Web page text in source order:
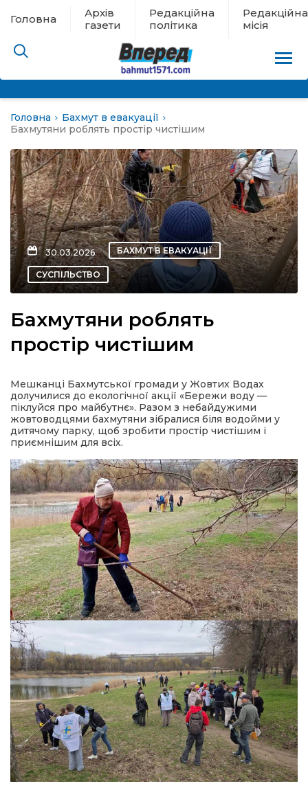
Головна
Архів
газети
Редакційна
політика
Редакційна
місія
евакуації
новини
місія
Головна
Бахмут в евакуації
Бахмутяни роблять простір чистішим
30.03.2026 БАХМУТ В ЕВАКУАЦІЇ
СУСПІЛЬСТВО
Бахмутяни роблять
простір чистішим
Мешканці Бахмутської громади у Жовтих Водах
долучилися до екологічної акції «Бережи воду —
піклуйся про майбутнє». Разом з небайдужими
жовтоводцями бахмутяни зібралися біля водойми у
дитячому парку, щоб зробити простір чистішим і
приємнішим для всіх.